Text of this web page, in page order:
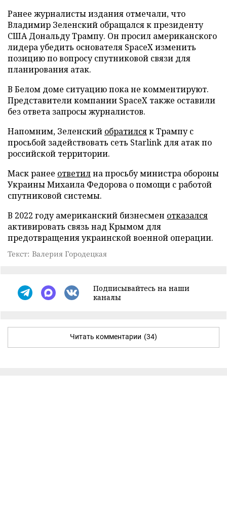
Ранее журналисты издания отмечали, что
Владимир Зеленский обращался к президенту
США Дональду Трампу. Он просил американского
лидера убедить основателя SpaceX изменить
позицию по вопросу спутниковой связи для
планирования атак.
В Белом доме ситуацию пока не комментируют.
Представители компании SpaceX также оставили
без ответа запросы журналистов.
Напомним, Зеленский обратилсяк Трампу с
просьбой задействовать сеть Starlink для атак по
российской территории.
Маск ранее ответилна просьбу министра обороны
Украины Михаила Федорова о помощи с работой
спутниковой системы.
В 2022 году американский бизнесмен отказался
активировать связь над Крымом для
предотвращения украинской военной операции.
Текст: Валерия Городецкая
Подписывайтесь на наши
каналы
Читать комментарии (34)